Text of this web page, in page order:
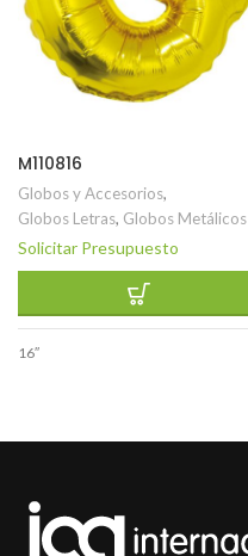
M110816
Globos y Accesorios,
Globos Letras, Globos Metálicos
Solicitar Presupuesto
16″